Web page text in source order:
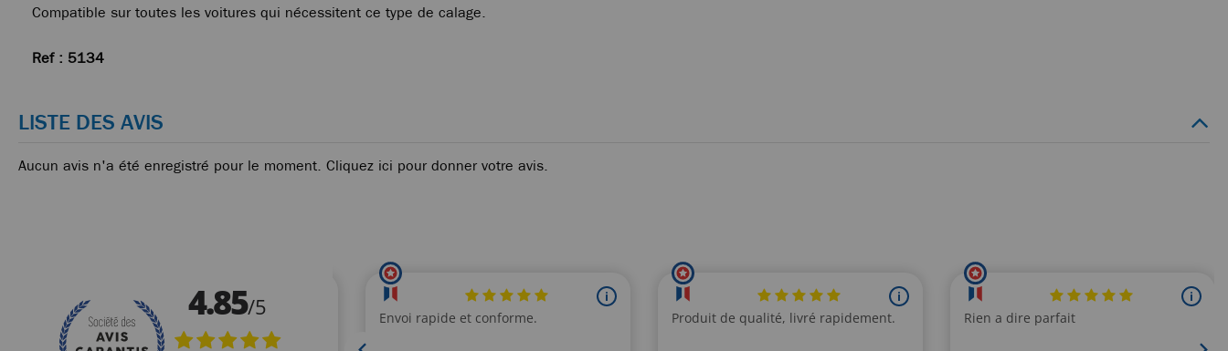
Compatible sur toutes les voitures qui nécessitent ce type de calage.
Ref : 5134
LISTE DES AVIS
Aucun avis n'a été enregistré pour le moment. Cliquez ici pour donner votre avis.